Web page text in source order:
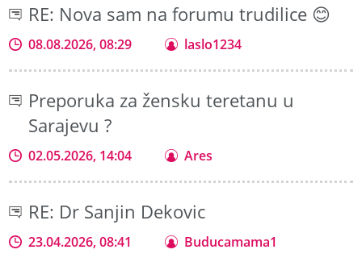
RE: Nova sam na forumu trudilice 😊
08.08.2026, 08:29 laslo1234
Preporuka za žensku teretanu u
Sarajevu ?
02.05.2026, 14:04 Ares
RE: Dr Sanjin Dekovic
23.04.2026, 08:41 Buducamama1